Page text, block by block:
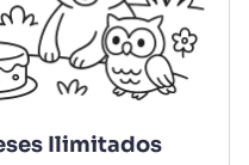
Ilimitados